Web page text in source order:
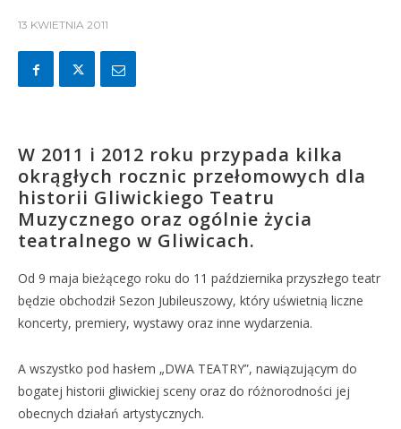
13 KWIETNIA 2011
W 2011 i 2012 roku przypada kilka
okrągłych rocznic przełomowych dla
historii Gliwickiego Teatru
Muzycznego oraz ogólnie życia
teatralnego w Gliwicach.
Od 9 maja bieżącego roku do 11 października przyszłego teatr
będzie obchodził Sezon Jubileuszowy, który uświetnią liczne
koncerty, premiery, wystawy oraz inne wydarzenia.
A wszystko pod hasłem „DWA TEATRY”, nawiązującym do
bogatej historii gliwickiej sceny oraz do różnorodności jej
obecnych działań artystycznych.